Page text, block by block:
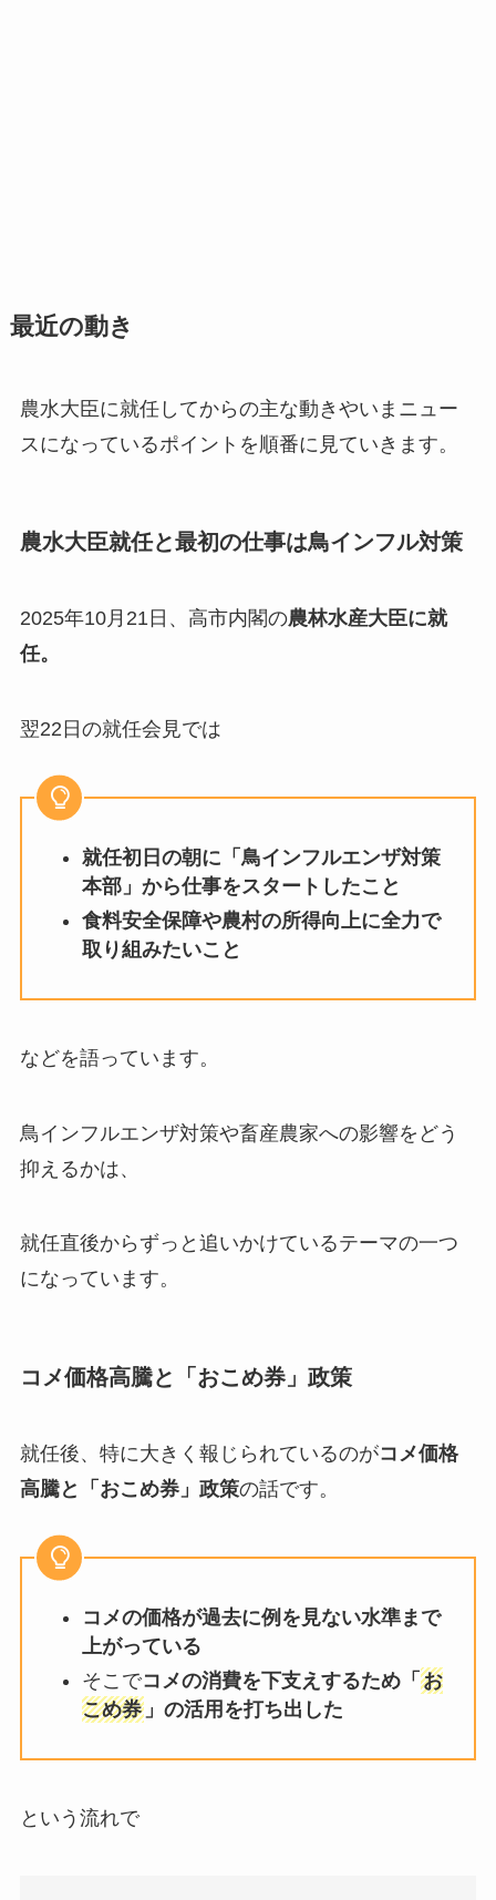
最近の動き
農水大臣に就任してからの主な動きやいまニュー
スになっているポイントを順番に見ていきます。
農水大臣就任と最初の仕事は鳥インフル対策
2025年10月21日、高市内閣の農林水産大臣に就
任。
翌22日の就任会見では
就任初日の朝に「鳥インフルエンザ対策
本部」から仕事をスタートしたこと
食料安全保障や農村の所得向上に全力で
取り組みたいこと
などを語っています。
鳥インフルエンザ対策や畜産農家への影響をどう
抑えるかは、
就任直後からずっと追いかけているテーマの一つ
になっています。
コメ価格高騰と「おこめ券」政策
就任後、特に大きく報じられているのがコメ価格
高騰と「おこめ券」政策の話です。
コメの価格が過去に例を見ない水準まで
上がっている
そこでコメの消費を下支えするため「 お
こめ券」の活用を打ち出した
という流れで